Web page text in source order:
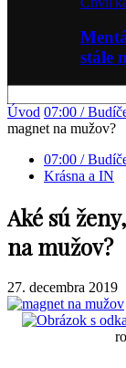
stále
Úvod 07:00 /
magnet na mužov?
07:00 /
Krásna a IN
Aké sú
na mužov?
27. decembra 2019